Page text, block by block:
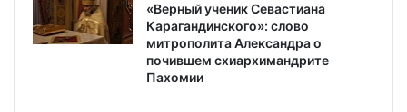
«Верный ученик Севастиана
Карагандинского»: слово
митрополита Александра о
почившем схиархимандрите
Пахомии